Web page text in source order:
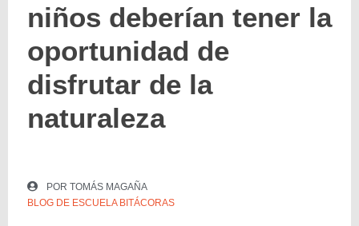
niños deberían tener la
oportunidad de
disfrutar de la
naturaleza
POR TOMÁS MAGAÑA
BLOG DE ESCUELA BITÁCORAS